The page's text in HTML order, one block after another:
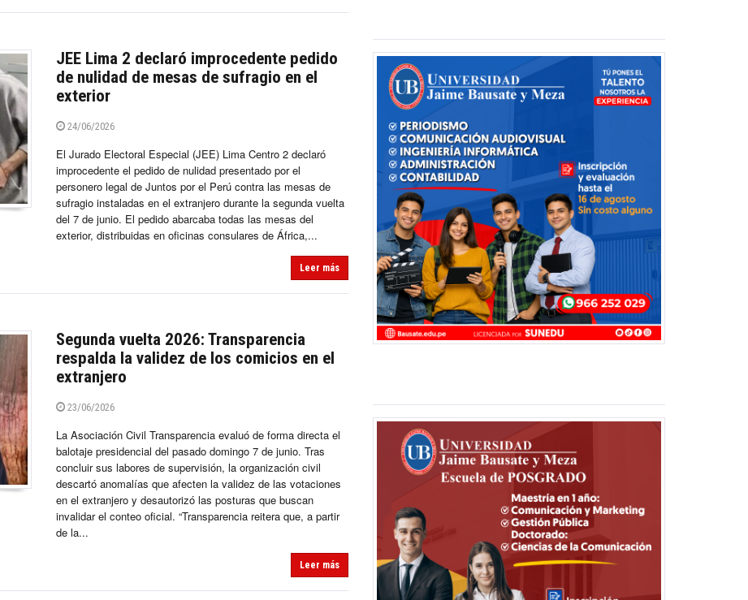
JEE Lima 2 declaró improcedente pedido
de nulidad de mesas de sufragio en el
exterior
24/06/2026
El Jurado Electoral Especial (JEE) Lima Centro 2 declaró
improcedente el pedido de nulidad presentado por el
personero legal de Juntos por el Perú contra las mesas de
sufragio instaladas en el extranjero durante la segunda vuelta
del 7 de junio. El pedido abarcaba todas las mesas del
exterior, distribuidas en oficinas consulares de África,...
Leer más
Segunda vuelta 2026: Transparencia
respalda la validez de los comicios en el
extranjero
23/06/2026
La Asociación Civil Transparencia evaluó de forma directa el
balotaje presidencial del pasado domingo 7 de junio. Tras
concluir sus labores de supervisión, la organización civil
descartó anomalías que afecten la validez de las votaciones
en el extranjero y desautorizó las posturas que buscan
invalidar el conteo oficial. “Transparencia reitera que, a partir
de la...
Leer más